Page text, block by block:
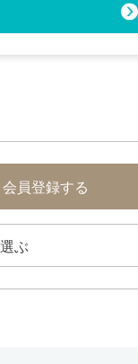
会員登録する